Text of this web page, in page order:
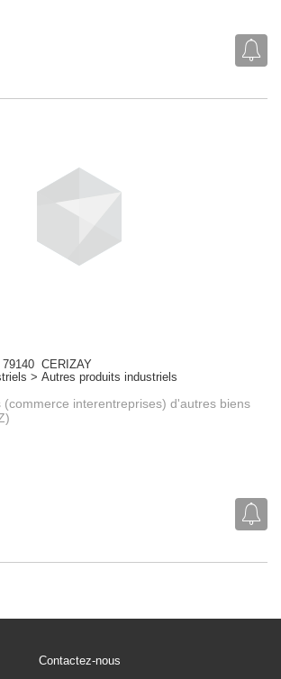
79140 CERIZAY
> Autres produits industriels
interentreprises) d'autres biens
Contactez-nous